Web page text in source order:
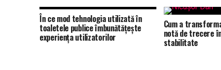
În ce mod tehnologia utilizată în
toaletele publice îmbunătățește
experiența utilizatorilor
Cum a
notă de trecere
stabilitate